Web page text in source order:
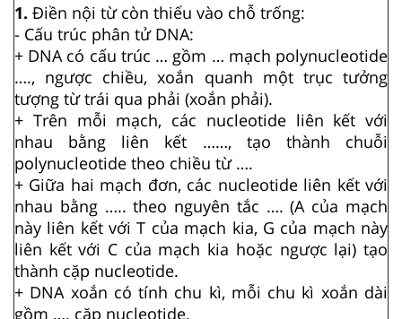
1. Điền nội từ còn thiếu vào chỗ trống:
- Cấu trúc phân tử DNA:
+ DNA có cấu trúc … gồm … mạch polynucleotide
…., ngược chiều, xoắn quanh một trục tưởng
tượng từ trái qua phải (xoắn phải).
+ Trên mỗi mạch, các nucleotide liên kết với
nhau bằng liên kết ……, tạo thành chuỗi
polynucleotide theo chiều từ ….
+ Giữa hai mạch đơn, các nucleotide liên kết với
nhau bằng ….. theo nguyên tắc …. (A của mạch
này liên kết với T của mạch kia, G của mạch này
liên kết với C của mạch kia hoặc ngược lại) tạo
thành cặp nucleotide.
+ DNA xoắn có tính chu kì, mỗi chu kì xoắn dài
gồm …. cặp nucleotide.